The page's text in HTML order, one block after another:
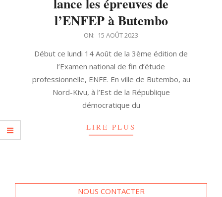
l’ENFEP à Butembo
ON: 15 AOÛT 2023
Début ce lundi 14 Août de la 3ème édition de
l’Examen national de fin d’étude
professionnelle, ENFE. En ville de Butembo, au
Nord-Kivu, à l’Est de la République
démocratique du
LIRE PLUS
NOUS CONTACTER